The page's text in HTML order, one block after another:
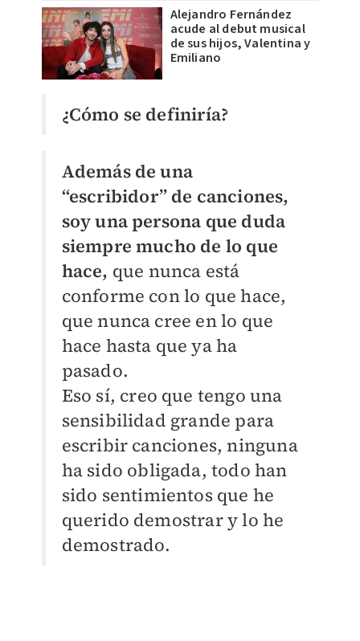
Alejandro Fernández
acude al debut musical
de sus hijos, Valentina y
Emiliano
¿Cómo se definiría?
Además de una
“escribidor” de canciones,
soy una persona que duda
siempre mucho de lo que
hace, que nunca está
conforme con lo que hace,
que nunca cree en lo que
hace hasta que ya ha
pasado.
Eso sí, creo que tengo una
sensibilidad grande para
escribir canciones, ninguna
ha sido obligada, todo han
sido sentimientos que he
querido demostrar y lo he
demostrado.